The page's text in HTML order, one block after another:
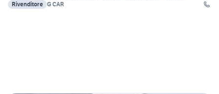
Rivenditore G CAR